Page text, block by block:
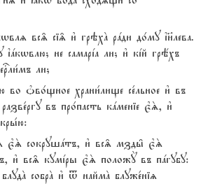
вс‰ сі‰ и3 грэхA рaди до1му ї}лева.
їaкwвлю; не самарjа ли; и3 кjй грёхъ
ли;
nво1щное храни1лище се1льное и3 въ
въ про1пасть кaменіе є3S, и3
є3S сокрушaтъ, и3 вс‰ мзды6 є3S
и3 вс‰ кумjры є3S положY въ пaгубу:
собрA и3 t наймA блуже1ніz